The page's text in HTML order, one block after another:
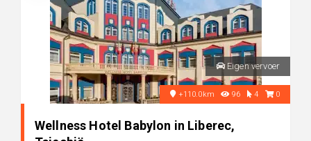
Eigen vervoer
+110.0km 96 4 0
Wellness Hotel Babylon in Liberec,